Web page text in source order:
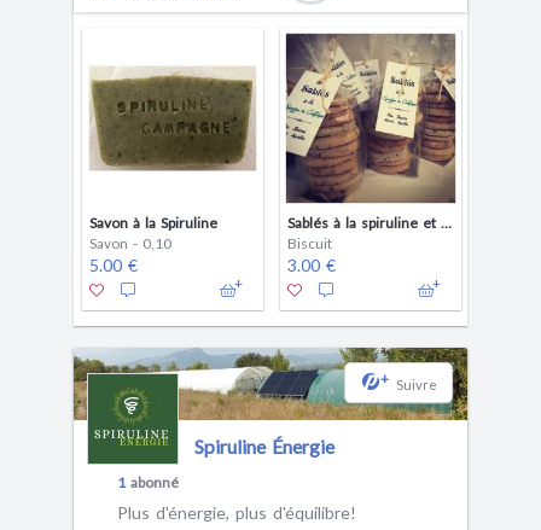
Savon à la Spiruline
Savon - 0,10
5.00 €
Sablés à la spiruline et myrtilles
Biscuit
3.00 €
+ Suivre
Spiruline Énergie
1abonné
Plus d'énergie, plus d'équilibre!